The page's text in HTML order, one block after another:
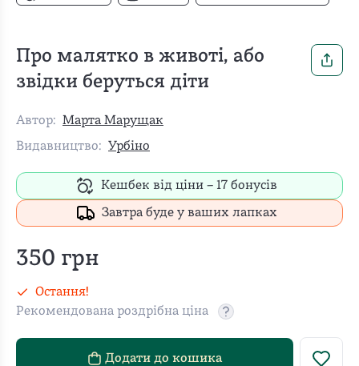
Про малятко в животі, або
звідки беруться діти
Автор: Марта Марущак
Видавництво:
Урбіно
Кешбек від ціни – 17 бонусів
Завтра буде у ваших лапках
350 грн
Остання!
Рекомендована роздрібна ціна
Додати до кошика